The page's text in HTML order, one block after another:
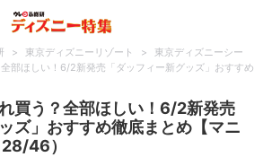
> 東京ディズニーリゾート >
東京ディズニーシー
全部ほしい！6/2新発売「ダッフィー新グッズ」おすすめ
買う？全部ほしい！6/2新発売
ズ」おすすめ徹底まとめ【マニ
46）